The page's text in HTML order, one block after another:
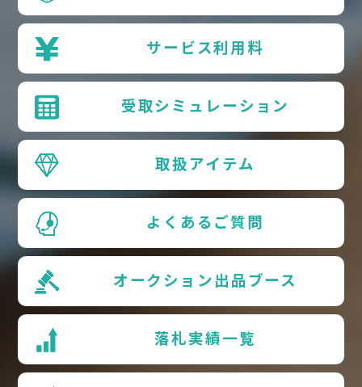
サービス利用料
受取シミュレーション
取扱アイテム
よくあるご質問
オークション出品ブース
落札実績一覧